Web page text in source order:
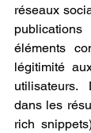
réseaux
éléments
légitimité
utilisateurs.
dans les
rich